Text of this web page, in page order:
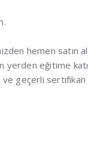
hemen satın
yerden eğitime
ve geçerli